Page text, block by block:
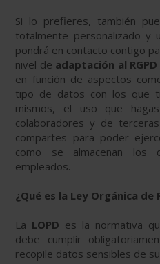
Si lo prefieres, también
totalmente personalizado y
pondrá en contacto contigo
nivel de adaptación al
en función de aspectos
tipo de datos con los que
mismos, el uso que
colaboradores y de
compartes para poder
como se almacenan
empleados.
¿Qué es la Ley Orgánica
La LOPD es la normativa
debe cumplir
recopile datos sensibles de